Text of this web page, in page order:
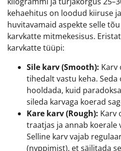
kehaehitus on loodud kiiruse
huvitavamaid aspekte selle
karvkatte mitmekesisus.
karvkatte tüüpi:
Sile karv (Smooth): Karv
tihedalt vastu keha.
hooldada, kuid
sileda karvaga koerad
Kare karv (Rough): Karv
traatjas ja annab koerale
Selline karv vajab
(nyppimist), et säilitada